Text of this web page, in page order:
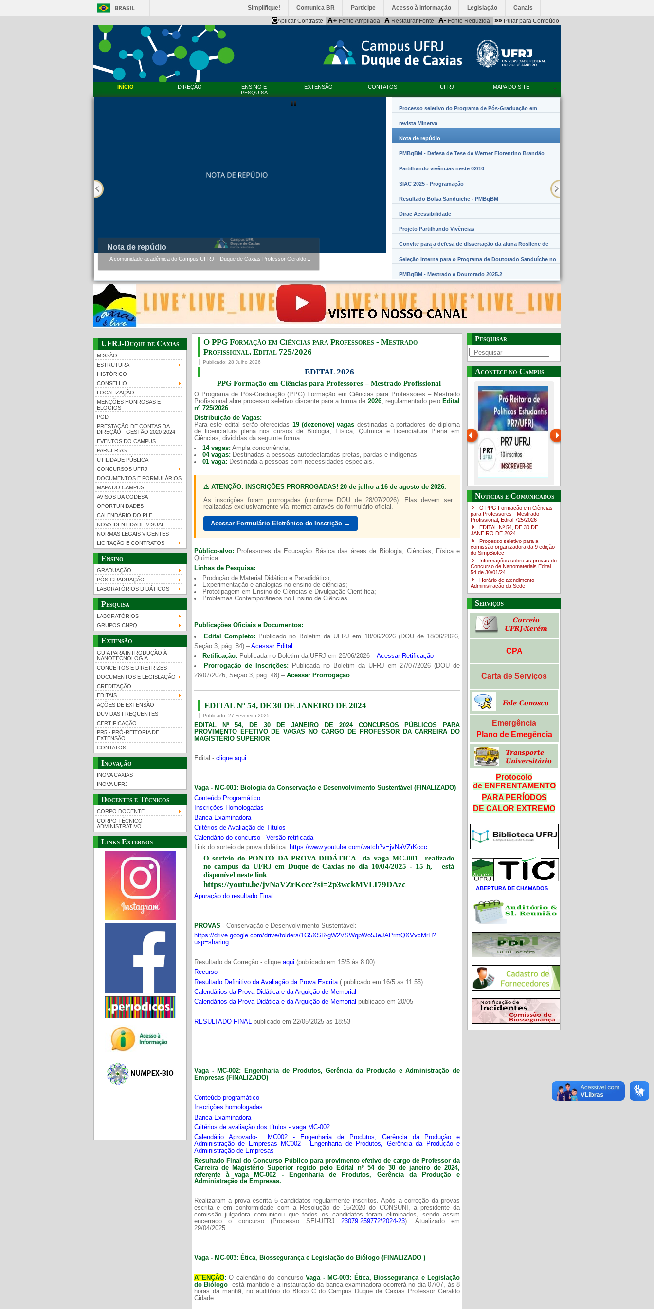
BRASIL Simplifique! Comunica BR Participe Acesso à informação Legislação Canais
CAplicar Contraste A+ Fonte Ampliada A Restaurar Fonte A- Fonte Reduzida »» Pular para Conteúdo
INÍCIO DIREÇÃO
ENSINO E
PESQUISA
EXTENSÃO CONTATOS UFRJ MAPA DO SITE
PMBqBM - Defesa de Tese de Werner Florentino Brandão
PMBqBM - Defesa de Doutorado - Werner Florentino Brandão A...
Processo seletivo do Programa de Pós-Graduação em
Nanobiossistemas (PpG Nanobiossistemas)
revista Minerva
Nota de repúdio
PMBqBM - Defesa de Tese de Werner Florentino Brandão
Partilhando vivências neste 02/10
SIAC 2025 - Programação
Resultado Bolsa Sanduiche - PMBqBM
Dirac Acessibilidade
Projeto Partilhando Vivências
Convite para a defesa de dissertação da aluna Rosilene de
Barros Damião de Miranda
Seleção interna para o Programa de Doutorado Sanduíche no
Exterior – PDSE
PMBqBM - Mestrado e Doutorado 2025.2
UFRJ-Duque de Caxias
MISSÃO
ESTRUTURA
HISTÓRICO
CONSELHO
LOCALIZAÇÃO
MENÇÕES HONROSAS E
ELOGIOS
PGD
PRESTAÇÃO DE CONTAS DA
DIREÇÃO - GESTÃO 2020-2024
EVENTOS DO CAMPUS
PARCERIAS
UTILIDADE PÚBLICA
CONCURSOS UFRJ
DOCUMENTOS E FORMULÁRIOS
MAPA DO CAMPUS
AVISOS DA CODESA
OPORTUNIDADES
CALENDÁRIO DO PLE
NOVA IDENTIDADE VISUAL
NORMAS LEGAIS VIGENTES
LICITAÇÃO E CONTRATOS
Ensino
GRADUAÇÃO
PÓS-GRADUAÇÃO
LABORATÓRIOS DIDÁTICOS
Pesquisa
LABORATÓRIOS
GRUPOS CNPQ
Extensão
GUIA PARA INTRODUÇÃO À
NANOTECNOLOGIA
CONCEITOS E DIRETRIZES
DOCUMENTOS E LEGISLAÇÃO
CREDITAÇÃO
EDITAIS
AÇÕES DE EXTENSÃO
DÚVIDAS FREQUENTES
CERTIFICAÇÃO
PR5 - PRÓ-REITORIA DE
EXTENSÃO
CONTATOS
Inovação
INOVA CAXIAS
INOVA UFRJ
Docentes e Técnicos
CORPO DOCENTE
CORPO TÉCNICO
ADMINISTRATIVO
Links Externos
O PPG Formação em Ciências para Professores - Mestrado
Profissional, Edital ​725/202​6
Publicado: 28 Julho 2026
EDITAL 2026
PPG Formação em Ciências para Professores – Mestrado Profissional
O Programa de Pós-Graduação (PPG) Formação em Ciências para Professores – Mestrado
Profissional abre processo seletivo discente para a turma de 2026, regulamentado pelo Edital
nº 725/2026.
Distribuição de Vagas:
Para este edital serão oferecidas 19 (dezenove) vagas destinadas a portadores de diploma
de licenciatura plena nos cursos de Biologia, Física, Química e Licenciatura Plena em
Ciências, divididas da seguinte forma:
14 vagas: Ampla concorrência;
04 vagas: Destinadas a pessoas autodeclaradas pretas, pardas e indígenas;
01 vaga: Destinada a pessoas com necessidades especiais.
⚠️ ATENÇÃO: INSCRIÇÕES PRORROGADAS! 20 de julho a 16 de agosto de 2026.
As inscrições foram prorrogadas (conforme DOU de 28/07/2026). Elas devem ser
realizadas exclusivamente via internet através do formulário oficial.
Acessar Formulário Eletrônico de Inscrição →
Público-alvo: Professores da Educação Básica das áreas de Biologia, Ciências, Física e
Química.
Linhas de Pesquisa:
Produção de Material Didático e Paradidático;
Experimentação e analogias no ensino de ciências;
Prototipagem em Ensino de Ciências e Divulgação Científica;
Problemas Contemporâneos no Ensino de Ciências.
Publicações Oficiais e Documentos:
Edital Completo: Publicado no Boletim da UFRJ em 18/06/2026 (DOU de 18/06/2026,
Seção 3, pág. 84) –Acessar Edital
Retificação: Publicada no Boletim da UFRJ em 25/06/2026 –Acessar Retificação
Prorrogação de Inscrições: Publicada no Boletim da UFRJ em 27/07/2026 (DOU de
28/07/2026, Seção 3, pág. 48) – Acessar Prorrogação
EDITAL Nº 54, DE 30 DE JANEIRO DE 2024
Publicado: 27 Fevereiro 2025
EDITAL Nº 54, DE 30 DE JANEIRO DE 2024 CONCURSOS PÚBLICOS PARA
PROVIMENTO EFETIVO DE VAGAS NO CARGO DE PROFESSOR DA CARREIRA DO
MAGISTÉRIO SUPERIOR
Edital - clique aqui
Vaga - MC-001: Biologia da Conservação e Desenvolvimento Sustentável (FINALIZADO)
Conteúdo Programático
Inscrições Homologadas
Banca Examinadora
Critérios de Avaliação de Títulos
Calendário do concurso - Versão retificada
Link do sorteio de prova didática: https://www.youtube.com/watch?v=jvNaVZrKccc
O sorteio do PONTO DA PROVA DIDÁTICA da vaga MC-001 realizado
no campus da UFRJ em Duque de Caxias no dia 10/04/2025 - 15 h, está
disponível neste link
https://youtu.be/jvNaVZrKccc?si=2p3wckMVLI79DAzc
Apuração do resultado Final
PROVAS - Conservação e Desenvolvimento Sustentável:
https://drive.google.com/drive/folders/1G5XSR-gW2VSWqpWo5JeJAPrmQXVvcMrH?
usp=sharing
Resultado da Correção - clique aqui (publicado em 15/5 às 8:00)
Recurso
Resultado Definitivo da Avaliação da Prova Escrita( publicado em 16/5 as 11:55)
Calendários da Prova Didática e da Arguição de Memorial
Calendários da Prova Didática e da Arguição de Memorial publicado em 20/05
RESULTADO FINAL publicado em 22/05/2025 as 18:53
Vaga - MC-002: Engenharia de Produtos, Gerência da Produção e Administração de
Empresas (FINALIZADO)
Conteúdo programático
Inscrições homologadas
Banca Examinadora -
Critérios de avaliação dos títulos - vaga MC-002
Calendário Aprovado- MC002 - Engenharia de Produtos, Gerência da Produção e
Administração de Empresas MC002 - Engenharia de Produtos, Gerência da Produção e
Administração de Empresas
Resultado Final do Concurso Público para provimento efetivo de cargo de Professor da
Carreira de
Magistério Superior regido pelo Edital nº 54 de 30 de janeiro de 2024,
referente à vaga MC-002 -
Engenharia de Produtos, Gerência da Produção e
Administração de Empresas.
Realizaram a prova escrita 5 candidatos regularmente inscritos. Após a correção da provas
escrita e em conformidade com a Resolução de 15/2020 do CONSUNI, a presidente da
comissão julgadora comunicou que todos os candidatos foram eliminados, sendo assim
encerrado o concurso (Processo SEI-UFRJ23079.259772/2024-23). Atualizado em
29/04/2025
Vaga - MC-003: Ética, Biossegurança e Legislação do Biólogo (FINALIZADO )
ATENÇÃO: O calendário do concursoVaga - MC-003: Ética, Biossegurança e Legislação
do Biólogo
está mantido e a instauração da banca examinadora ocorrerá no dia 07/07, às 8
horas da manhã, no auditório do Bloco C do Campus Duque de Caxias Professor Geraldo
Cidade.
Pesquisar
Acontece no Campus
Guia de boas práticas
UFRJ 100 anos Notícias e Comunicados
O PPG Formação em Ciências
para Professores - Mestrado
Profissional, Edital ​725/202​6
EDITAL Nº 54, DE 30 DE
JANEIRO DE 2024
Processo seletivo para a
comissão organizadora da 9 edição
do SimpBiotec
Informações sobre as provas do
Concurso de Nanomateriais Edital
54 de 30/01/24
Horário de atendimento
Administração da Sede
Serviços
CPA
Carta de Serviços
Emergência
Plano de Emegência
Protocolo
de ENFRENTAMENTO
PARA PERÍODOS
DE CALOR EXTREMO
ABERTURA DE CHAMADOS